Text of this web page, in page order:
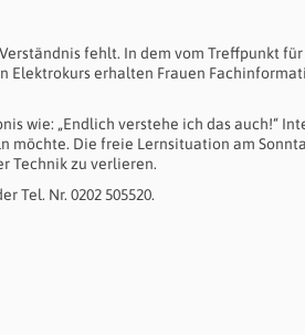
fehlt. In dem vom Treffpunkt
Elektrokurs erhalten Frauen
wie: „Endlich verstehe ich das auch!“
möchte. Die freie Lernsituation am
Technik zu verlieren.
Tel. Nr. 0202 505520.